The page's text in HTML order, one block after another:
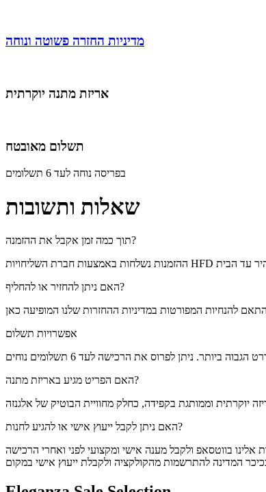
מדיניות החזרה פשוטה ונוחה
אריזת מתנה יוקרתית
תשלום מאובטח
בפריסה נוחה לעד 6 תשלומים
שאלות ותשובות
תוך כמה זמן אקבל את ההזמנה?
האם ניתן להחזיר או להחליף?
אפשרויות תשלום
האם הפריט מגיע באריזת מתנה?
האם ניתן לקבל ייעוץ אישי או להגיע לחנות?